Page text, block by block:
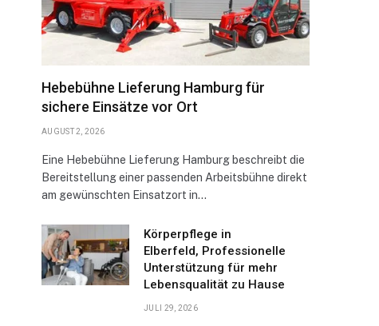
Hebebühne Lieferung Hamburg für
sichere Einsätze vor Ort
AUGUST 2, 2026
Eine Hebebühne Lieferung Hamburg beschreibt die
Bereitstellung einer passenden Arbeitsbühne direkt
am gewünschten Einsatzort in…
Körperpflege in
Elberfeld, Professionelle
Unterstützung für mehr
Lebensqualität zu Hause
JULI 29, 2026